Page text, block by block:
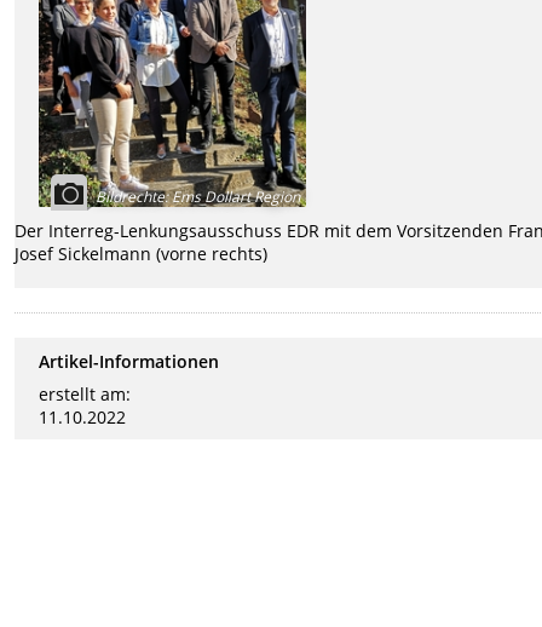
Bildrechte:Ems Dollart Region
Der Interreg-Lenkungsausschuss EDR mit dem Vorsitzenden
Josef Sickelmann (vorne rechts)
Artikel-Informationen
erstellt am:
11.10.2022